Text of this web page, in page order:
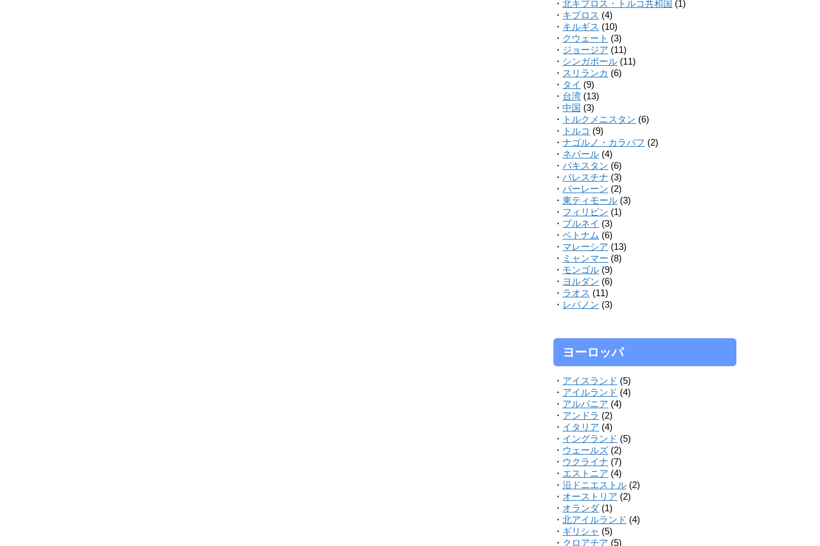
・ 北キプロス・トルコ共和国 (1)
・ キプロス (4)
・ キルギス (10)
・ クウェート (3)
・ ジョージア (11)
・ シンガポール (11)
・ スリランカ (6)
・ タイ (9)
・ 台湾 (13)
・ 中国 (3)
・
トルクメニスタン (6)
・
トルコ (9)
・ ナゴルノ・カラバフ (2)
・ ネパール (4)
・ パキスタン (6)
・ パレスチナ (3)
・ バーレーン (2)
・ 東ティモール (3)
・ フィリピン (1)
・ ブルネイ (3)
・ ベトナム (6)
・ マレーシア (13)
・ ミャンマー (8)
・ モンゴル (9)
・ ヨルダン (6)
・ ラオス (11)
・ レバノン (3)
ヨーロッパ
・ アイスランド (5)
・ アイルランド (4)
・ アルバニア (4)
・ アンドラ (2)
・ イタリア (4)
・ イングランド (5)
・ ウェールズ (2)
・ ウクライナ (7)
・ エストニア (4)
・ 沿ドニエストル (2)
・ オーストリア (2)
・ オランダ (1)
・ 北アイルランド (4)
・ ギリシャ (5)
・ クロアチア (5)